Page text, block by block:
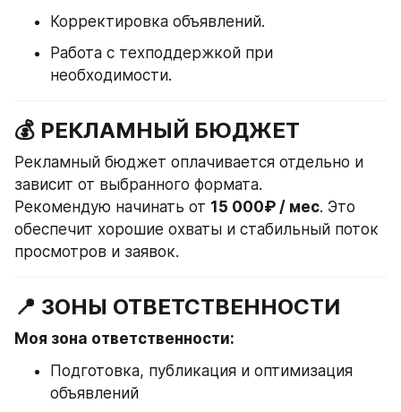
Корректировка объявлений.
Работа с техподдержкой при
необходимости.
💰 РЕКЛАМНЫЙ БЮДЖЕТ
Рекламный бюджет оплачивается отдельно и
зависит от выбранного формата.
Рекомендую начинать от 15 000₽ / мес. Это
обеспечит хорошие охваты и стабильный поток
просмотров и заявок.
📍 ЗОНЫ ОТВЕТСТВЕННОСТИ
Моя зона ответственности:
Подготовка, публикация и оптимизация
объявлений